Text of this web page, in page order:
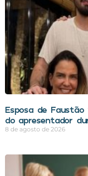
Esposa de
do apresentador
8 de agosto de 2026